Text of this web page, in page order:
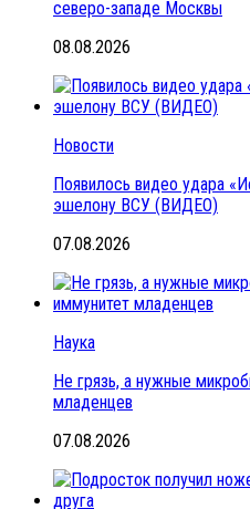
северо-западе Москвы
08.08.2026
Новости
Появилось видео удара
эшелону ВСУ (ВИДЕО)
07.08.2026
Наука
Не грязь, а нужные
младенцев
07.08.2026